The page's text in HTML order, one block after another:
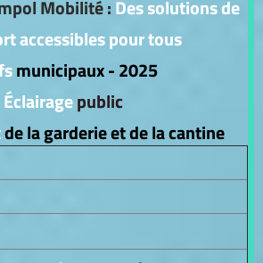
Mobilité :Des solutions de
accessibles pour tous
municipaux - 2025
Éclairagepublic
de la garderie et de la cantine